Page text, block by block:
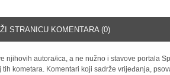
STRANICU KOMENTARA (0)
njihovih autora/ica, a ne nužno i stavove portala
kometara. Komentari koji sadrže vrijeđanja,